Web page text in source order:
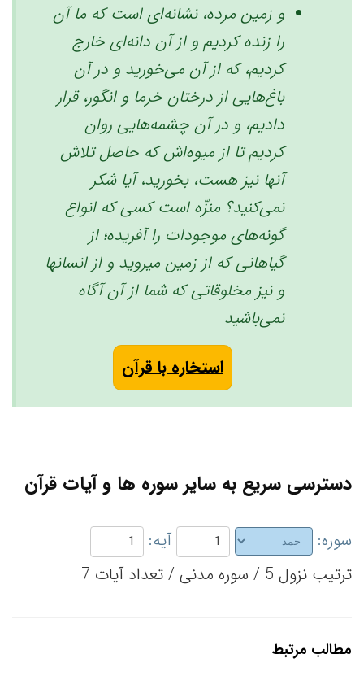
و زمین مرده، نشانه‌ای است که ما آن
را زنده کردیم و از آن دانه‌ای خارج
کردیم، که از آن می‌خورید ‏و در آن
باغ‌هایی از درختان خرما و انگور، قرار
دادیم، و در آن چشمه‌هایی روان
کردیم ‏‌تا از میوه‌اش که حاصل تلاش
آنها نیز هست، بخورید، آیا شکر
نمی‌کنید؟ ‏منزّه است کسی که انواع
گونه‌های موجودات را آفریده؛ از
گیاهانی که از زمین میروید و از انسانها
و نیز مخلوقاتی که شما از آن آگاه
نمی‌باشید ‏
استخاره با قرآن
دسترسی سریع به سایر سوره ها و آیات قرآن
سوره:
آیه:
ترتیب نزول 5 / سوره مدنی / تعداد آیات 7
مطالب مرتبط